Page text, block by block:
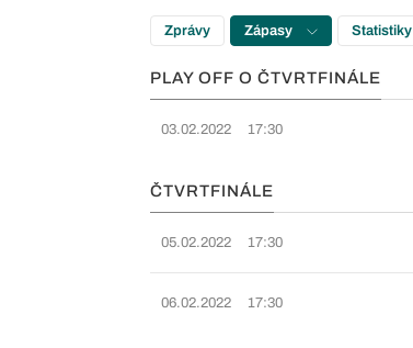
Zprávy Zápasy Statistiky
PLAY OFF O ČTVRTFINÁLE
03.02.2022 17:30
ČTVRTFINÁLE
05.02.2022 17:30
06.02.2022 17:30